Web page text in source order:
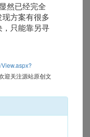
然已经完全
方案有很多
只能靠另寻
迎关注源站原创文